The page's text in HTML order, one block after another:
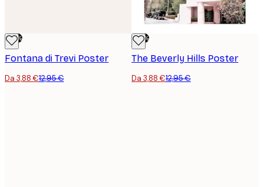
-70%
Fontana di Trevi Poster
Da 3,88 €12,95 €
-70%
The Beverly Hills Poster
Da 3,88 €12,95 €